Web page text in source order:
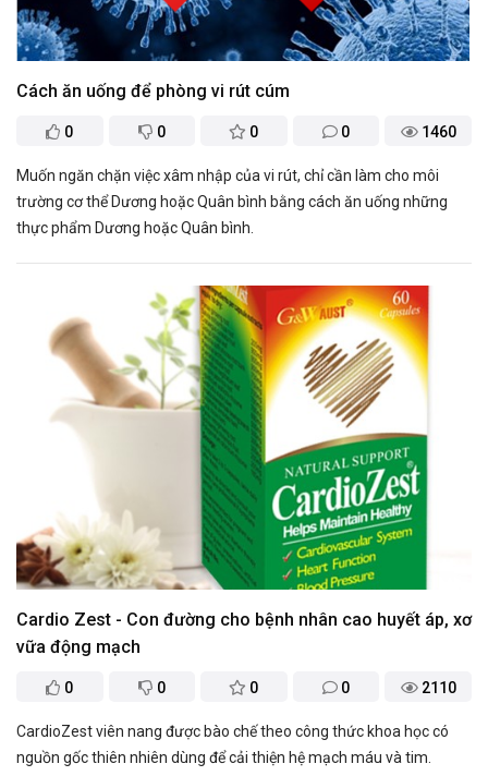
Cách ăn uống để phòng vi rút cúm ​
0 0 0 0 1460
Muốn ngăn chặn việc xâm nhập của vi rút, chỉ cần làm cho môi
trường cơ thể Dương hoặc Quân bình bằng cách ăn uống những
thực phẩm Dương hoặc Quân bình.
Cardio Zest - Con đường cho bệnh nhân cao huyết áp, xơ
vữa động mạch
0 0 0 0 2110
CardioZest viên nang được bào chế theo công thức khoa học có
nguồn gốc thiên nhiên dùng để cải thiện hệ mạch máu và tim.